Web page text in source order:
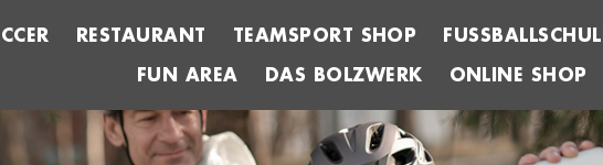
RESTAURANT TEAMSPORT SHOP
FUN AREA
DAS BOLZWERK ONLINE SHOP